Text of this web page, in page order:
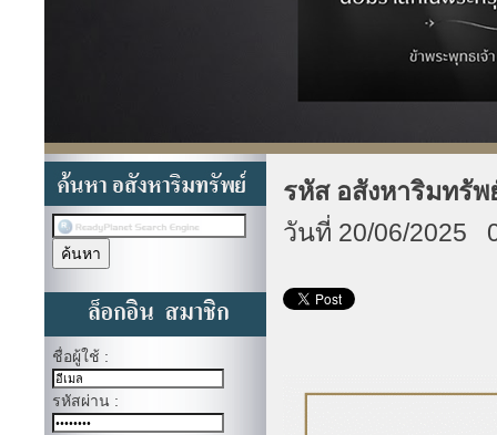
ชื่อผู้ใช้ :
รหัสผ่าน :
รหัส อสังหาริมทรัพ
วันที่ 20/06/2025